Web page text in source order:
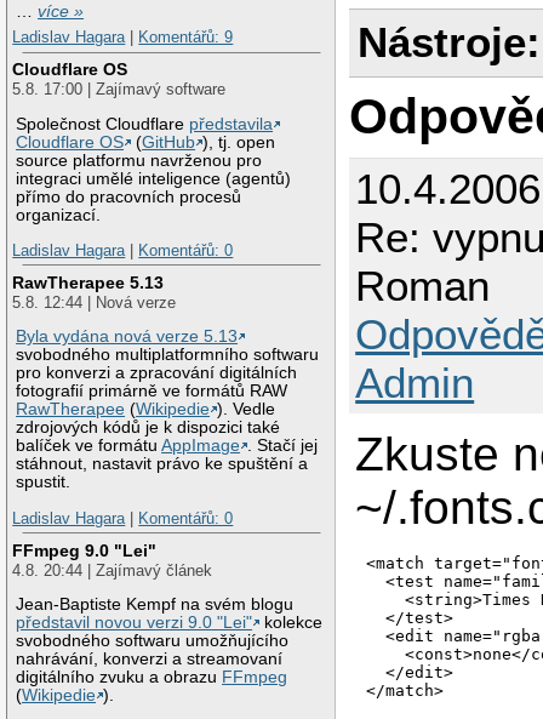
…více »
Ladislav Hagara| Komentářů: 9
Cloudflare OS
5.8. 17:00 | Zajímavý software
Společnost Cloudflare představila
Cloudflare OS
(GitHub ), tj. open
source platformu navrženou pro
integraci umělé inteligence (agentů)
přímo do pracovních procesů
organizací.
Ladislav Hagara| Komentářů: 0
RawTherapee 5.13
5.8. 12:44 | Nová verze
Byla vydána nová verze 5.13
svobodného multiplatformního softwaru
pro konverzi a zpracování digitálních
fotografií primárně ve formátů RAW
RawTherapee (Wikipedie ). Vedle
zdrojových kódů je k dispozici také
balíček ve formátuAppImage . Stačí jej
stáhnout, nastavit právo ke spuštění a
spustit.
Ladislav Hagara| Komentářů: 0
FFmpeg 9.0 "Lei"
4.8. 20:44 | Zajímavý článek
Jean-Baptiste Kempf na svém blogu
představil novou verzi 9.0 "Lei"
kolekce
svobodného softwaru umožňujícího
nahrávání, konverzi a streamovaní
digitálního zvuku a obrazu FFmpeg
(Wikipedie ).
Nástroje:
Re:
Roman
Admin
Zkuste
~/
<match
<test
<string>Times
  </test>
<edit
<const>none</
  </edit>